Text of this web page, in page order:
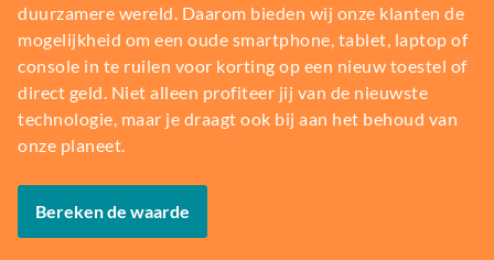
duurzamere wereld. Daarom bieden wij onze klanten de
mogelijkheid om een oude smartphone, tablet, laptop of
console in te ruilen voor korting op een nieuw toestel of
direct geld. Niet alleen profiteer jij van de nieuwste
technologie, maar je draagt ook bij aan het behoud van
onze planeet.
Bereken de waarde